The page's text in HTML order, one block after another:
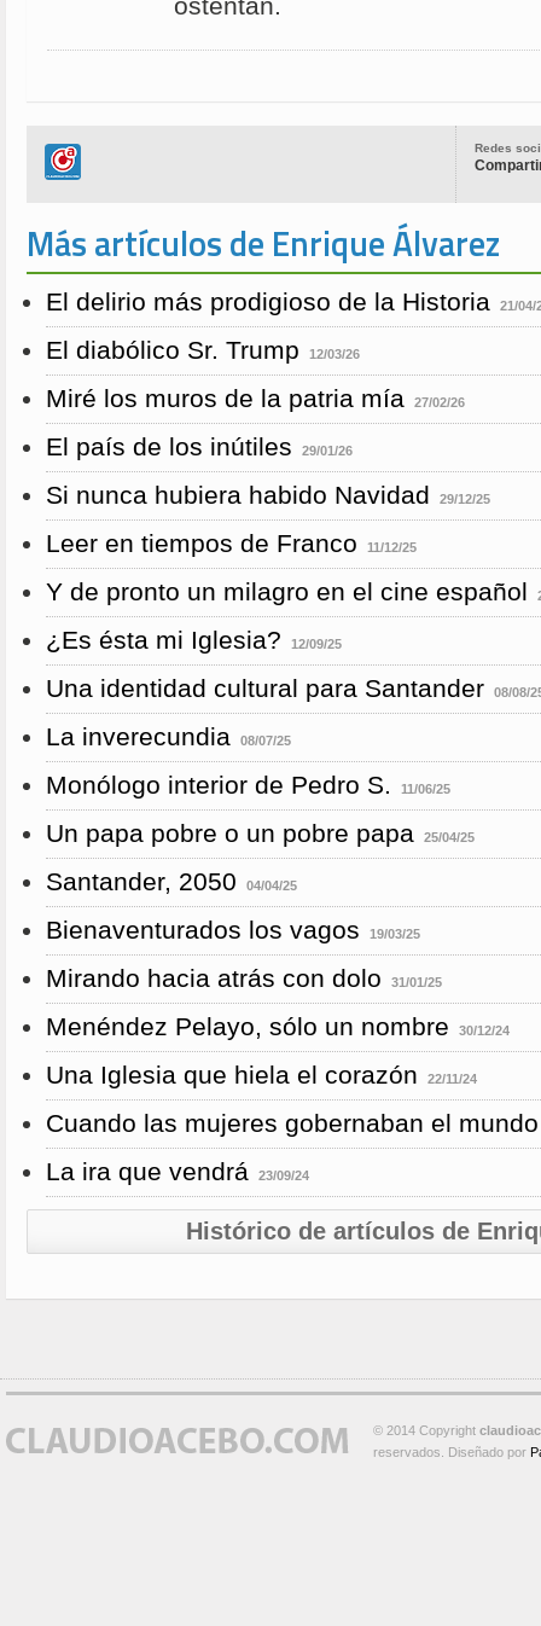
ostentan.
Redes
Más artículos de Enrique Álvarez
El delirio más prodigioso de la Historia 21/04/
El diabólico Sr. Trump 12/03/26
Miré los muros de la patria mía 27/02/26
El país de los inútiles 29/01/26
Si nunca hubiera habido Navidad 29/12/25
Leer en tiempos de Franco 11/12/25
Y de pronto un milagro en el cine español
¿Es ésta mi Iglesia? 12/09/25
Una identidad cultural para Santander 08/08/
La inverecundia 08/07/25
Monólogo interior de Pedro S. 11/06/25
Un papa pobre o un pobre papa 25/04/25
Santander, 2050 04/04/25
Bienaventurados los vagos 19/03/25
Mirando hacia atrás con dolo 31/01/25
Menéndez Pelayo, sólo un nombre 30/12/24
Una Iglesia que hiela el corazón 22/11/24
Cuando las mujeres gobernaban el mundo
La ira que vendrá
23/09/24
Histórico de artículos de
© 2014 Copyright
reservados. Diseñado por